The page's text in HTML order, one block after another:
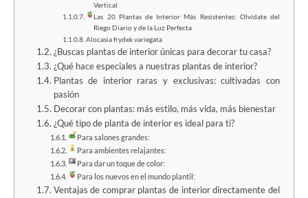
Vertical
Las 20 Plantas de Interior Más Resistentes: Olvídate del
Riego Diario y de la Luz Perfecta
Alocasia frydek variegata
¿Buscas plantas de interior únicas para decorar tu casa?
¿Qué hace especiales a nuestras plantas de interior?
Plantas de interior raras y exclusivas: cultivadas con
pasión
Decorar con plantas: más estilo, más vida, más bienestar
¿Qué tipo de planta de interior es ideal para ti?
Para salones grandes:
Para ambientes relajantes:
Para dar un toque de color:
Para los nuevos en el mundo plantil:
Ventajas de comprar plantas de interior directamente del